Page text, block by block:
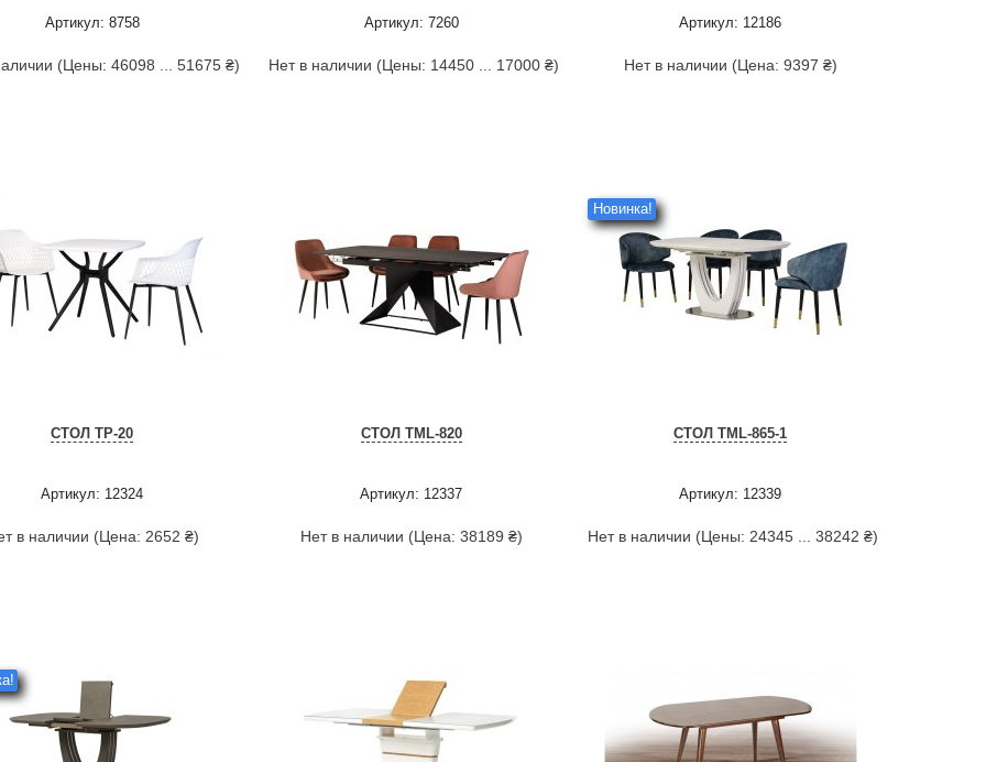
Артикул: 8758
(Цены: 46098 ... 51675 ₴)
Артикул: 7260
Нет в наличии (Цены: 14450 ... 17000 ₴)
Артикул: 12186
Нет в наличии (Цена: 9397 ₴)
СТОЛ TP-20
Артикул: 12324
в наличии (Цена: 2652 ₴)
СТОЛ TML-820
Артикул: 12337
Нет в наличии (Цена: 38189 ₴)
Новинка!
СТОЛ TML-865-1
Артикул: 12339
Нет в наличии (Цены: 24345 ... 38242 ₴)